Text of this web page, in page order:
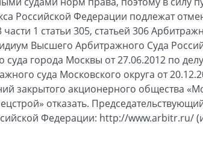
Российской Федерации подлежат
части 1 статьи 305, статьей 306
Высшего Арбитражного Суда
города Москвы от 27.06.2012 по
суда Московского округа от
закрытого акционерного общества
отказать.
Федерации: http://www.arbitr.ru/